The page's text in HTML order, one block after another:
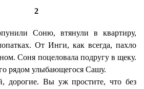
2
Соню, втянули в квартиру,
От Инги, как всегда, пахло
Соня поцеловала подругу в щеку.
рядом улыбающегося Сашу.
Вы уж простите, что без